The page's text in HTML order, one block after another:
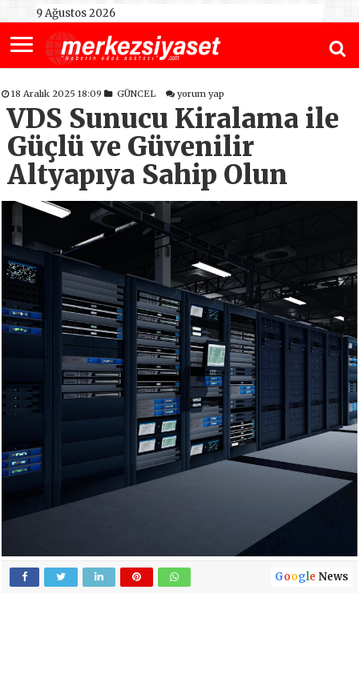
9 Ağustos 2026
18 Aralık 2025 18:09 GÜNCEL yorum yap
VDS Sunucu Kiralama ile
Güçlü ve Güvenilir
Altyapıya Sahip Olun
Google News